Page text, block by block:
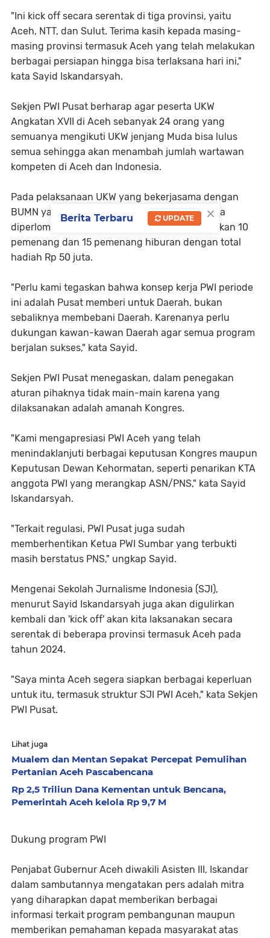
"Ini kick off secara serentak di tiga provinsi, yaitu
Aceh, NTT, dan Sulut. Terima kasih kepada masing-
masing provinsi termasuk Aceh yang telah melakukan
berbagai persiapan hingga bisa terlaksana hari ini,"
kata Sayid Iskandarsyah.
Sekjen PWI Pusat berharap agar peserta UKW
Angkatan XVII di Aceh sebanyak 24 orang yang
semuanya mengikuti UKW jenjang Muda bisa lulus
semua sehingga akan menambah jumlah wartawan
kompeten di Aceh dan Indonesia.
Pada pelaksanaan UKW yang bekerjasama dengan
BUMN yang berlangsung hingga Juli 2024 juga
diperlombakan karya tulis yang akan menetapkan 10
pemenang dan 15 pemenang hiburan dengan total
hadiah Rp 50 juta.
"Perlu kami tegaskan bahwa konsep kerja PWI periode
ini adalah Pusat memberi untuk Daerah, bukan
sebaliknya membebani Daerah. Karenanya perlu
dukungan kawan-kawan Daerah agar semua program
berjalan sukses," kata Sayid.
Sekjen PWI Pusat menegaskan, dalam penegakan
aturan pihaknya tidak main-main karena yang
dilaksanakan adalah amanah Kongres.
"Kami mengapresiasi PWI Aceh yang telah
menindaklanjuti berbagai keputusan Kongres maupun
Keputusan Dewan Kehormatan, seperti penarikan KTA
anggota PWI yang merangkap ASN/PNS," kata Sayid
Iskandarsyah.
"Terkait regulasi, PWI Pusat juga sudah
memberhentikan Ketua PWI Sumbar yang terbukti
masih berstatus PNS," ungkap Sayid.
Mengenai Sekolah Jurnalisme Indonesia (SJI),
menurut Sayid Iskandarsyah juga akan digulirkan
kembali dan 'kick off' akan kita laksanakan secara
serentak di beberapa provinsi termasuk Aceh pada
tahun 2024.
"Saya minta Aceh segera siapkan berbagai keperluan
untuk itu, termasuk struktur SJI PWI Aceh," kata Sekjen
PWI Pusat.
Lihat juga
Mualem dan Mentan Sepakat Percepat Pemulihan
Pertanian Aceh Pascabencana
Rp 2,5 Triliun Dana Kementan untuk Bencana,
Pemerintah Aceh kelola Rp 9,7 M
Dukung program PWI
Penjabat Gubernur Aceh diwakili Asisten III, Iskandar
dalam sambutannya mengatakan pers adalah mitra
yang diharapkan dapat memberikan berbagai
informasi terkait program pembangunan maupun
memberikan pemahaman kepada masyarakat atas
×
Berita Terbaru UPDATE